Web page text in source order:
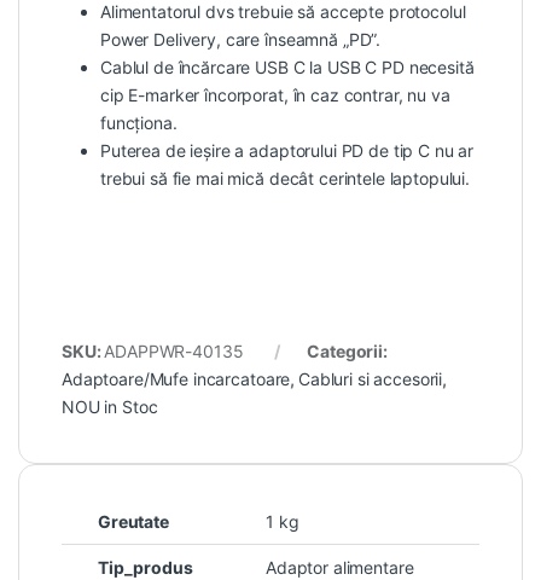
Alimentatorul dvs trebuiesă accepte protocolul
Power Delivery, care înseamnă „PD”.
Cablul de încărcare USB C la USB C PD necesită
cip E-marker încorporat, în caz contrar, nu va
funcționa.
Puterea de ieșire a adaptorului PD de tip C nu ar
trebui să fie mai mică decât cerintele laptopului.
SKU: ADAPPWR-40135
Categorii:
Adaptoare/Mufe incarcatoare, Cabluri si accesorii,
NOU in Stoc
Greutate 1 kg
Tip_produs Adaptor alimentare